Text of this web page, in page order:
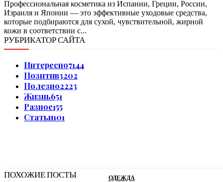
Профессиональная косметика из Испании, Греции, России,
Израиля и Японии — это эффективные уходовые средства,
которые подбираются для сухой, чувствительной, жирной
кожи в соответствии с...
РУБРИКАТОР САЙТА
Интересно7144
Позитив3202
Полезно2223
Жизнь651
Разное155
Статьи101
ПОХОЖИЕ ПОСТЫ ОДЕЖДА